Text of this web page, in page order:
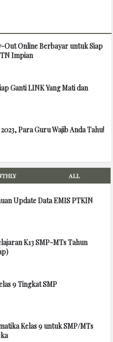
Out Online Berbayar untuk Siap
Impian
Ganti LINK Yang Mati dan
Para Guru Wajib Anda Tahu!
ALL
Update Data EMIS PTKIN
K13 SMP-MTs Tahun
9 Tingkat SMP
Kelas 9 untuk SMP/MTs